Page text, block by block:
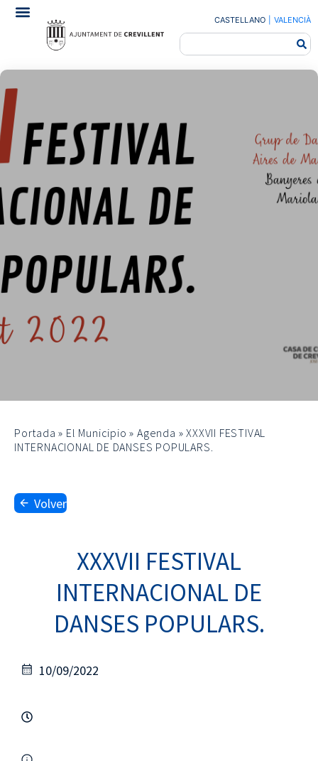
CASTELLANO VALENCIÀ
Portada » El Municipio »Agenda »XXXVII FESTIVAL
INTERNACIONAL DE DANSES POPULARS.
Volver
XXXVII FESTIVAL
INTERNACIONAL DE
DANSES POPULARS.
10/09/2022